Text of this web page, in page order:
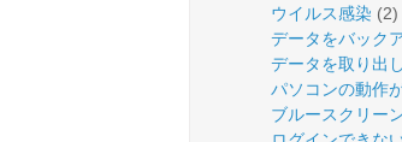
ウイルス感染 (2)
データをバック
データを取り出
パソコンの動作
ブルースクリー